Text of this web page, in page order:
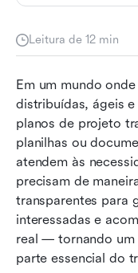
Leitura de 12 min
Em um mundo
distribuídas, ágeis
planos de projeto
planilhas ou
atendem às
precisam de
transparentes para
interessadas e
real — tornando um
parte essencial do
passo
para uso
Hora da ação:
pensamento
Futuro do
Conclusão
Perguntas
Leitura